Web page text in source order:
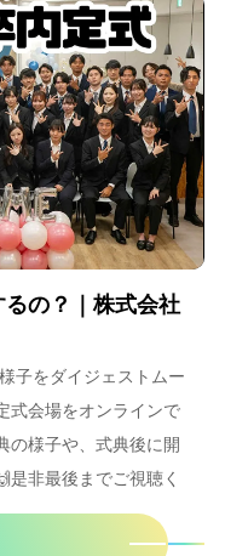
るの？｜株式会社
子をダイジェストムー
式会場をオンラインで
の様子や、式典後に開
是非最後までご視聴く